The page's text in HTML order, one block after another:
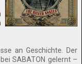
an Geschichte. Der
SABATON gelernt –